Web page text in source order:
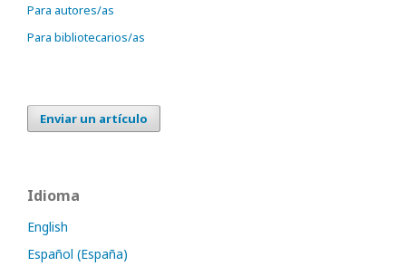
Para autores/as
Para bibliotecarios/as
Enviar un artículo
Idioma
English
Español (España)